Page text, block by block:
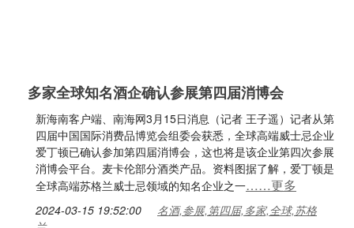
多家全球知名酒企确认参展第四届消博会
新海南客户端、南海网3月15日消息（记者 王子遥）记者从第
四届中国国际消费品博览会组委会获悉，全球高端威士忌企业
爱丁顿已确认参加第四届消博会，这也将是该企业第四次参展
消博会平台。麦卡伦部分酒类产品。资料图据了解，爱丁顿是
全球高端苏格兰威士忌领域的知名企业之一……更多
2024-03-15 19:52:00
名酒,参展,第四届,多家,全球,苏格